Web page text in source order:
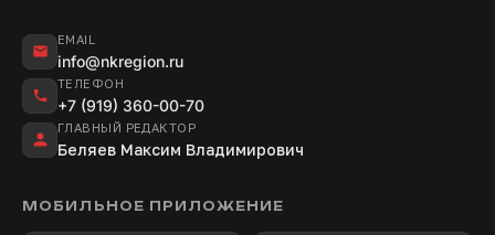
EMAIL
info@nkregion.ru
ТЕЛЕФОН
+7 (919) 360-00-70
ГЛАВНЫЙ РЕДАКТОР
Беляев Максим Владимирович
МОБИЛЬНОЕ ПРИЛОЖЕНИЕ